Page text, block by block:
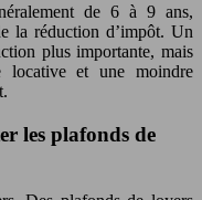
de 6 à 9 ans,
la réduction d’impôt. Un
plus importante, mais
locative et une moindre
les plafonds de